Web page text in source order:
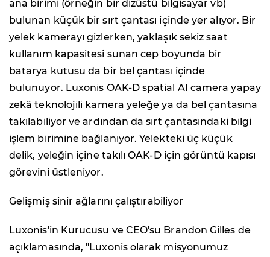
ana birimi (örneğin bir dizüstü bilgisayar vb)
bulunan küçük bir sırt çantası içinde yer alıyor. Bir
yelek kamerayı gizlerken, yaklaşık sekiz saat
kullanım kapasitesi sunan cep boyunda bir
batarya kutusu da bir bel çantası içinde
bulunuyor. Luxonis OAK-D spatial AI camera yapay
zekâ teknolojili kamera yeleğe ya da bel çantasına
takılabiliyor ve ardından da sırt çantasındaki bilgi
işlem birimine bağlanıyor. Yelekteki üç küçük
delik, yeleğin içine takılı OAK-D için görüntü kapısı
görevini üstleniyor.
Gelişmiş sinir ağlarını çalıştırabiliyor
Luxonis'in Kurucusu ve CEO'su Brandon Gilles de
açıklamasında, "Luxonis olarak misyonumuz